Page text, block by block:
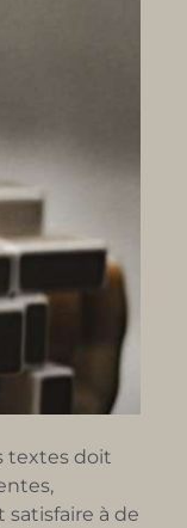
textes doit
à de